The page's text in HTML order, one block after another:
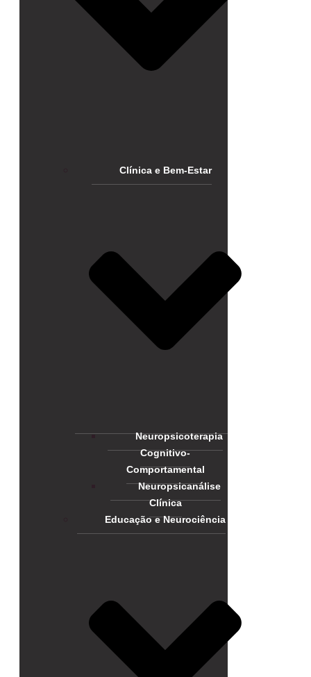
Clínica e Bem-Estar
Neuropsicoterapia
Cognitivo-
Comportamental
Neuropsicanálise
Clínica
Educação e Neurociência